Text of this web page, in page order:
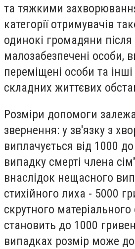
та тяжкими
категорії отримувачів
одинокі громадяни після
малозабезпечені особи,
переміщені особи та
складних життєвих
Розміри допомоги
звернення: у зв'язку з
виплачується від 1000
випадку смерті члена
внаслідок нещасного
стихійного лиха - 5000
скрутного
становить до 1000
випадках розмір може